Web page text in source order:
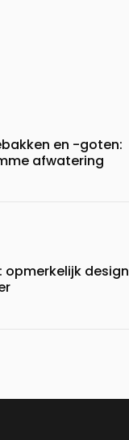
en -goten:
afwatering
opmerkelijk design